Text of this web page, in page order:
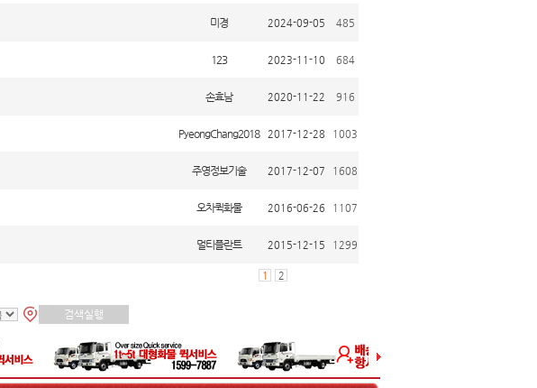
미경 2024-09-05 485
123 2023-11-10 684
손효남 2020-11-22 916
PyeongChang2018 2017-12-28 1003
주영정보기술 2017-12-07 1608
오차퀵화물 2016-06-26 1107
멀티플란트 2015-12-15 1299
1 2